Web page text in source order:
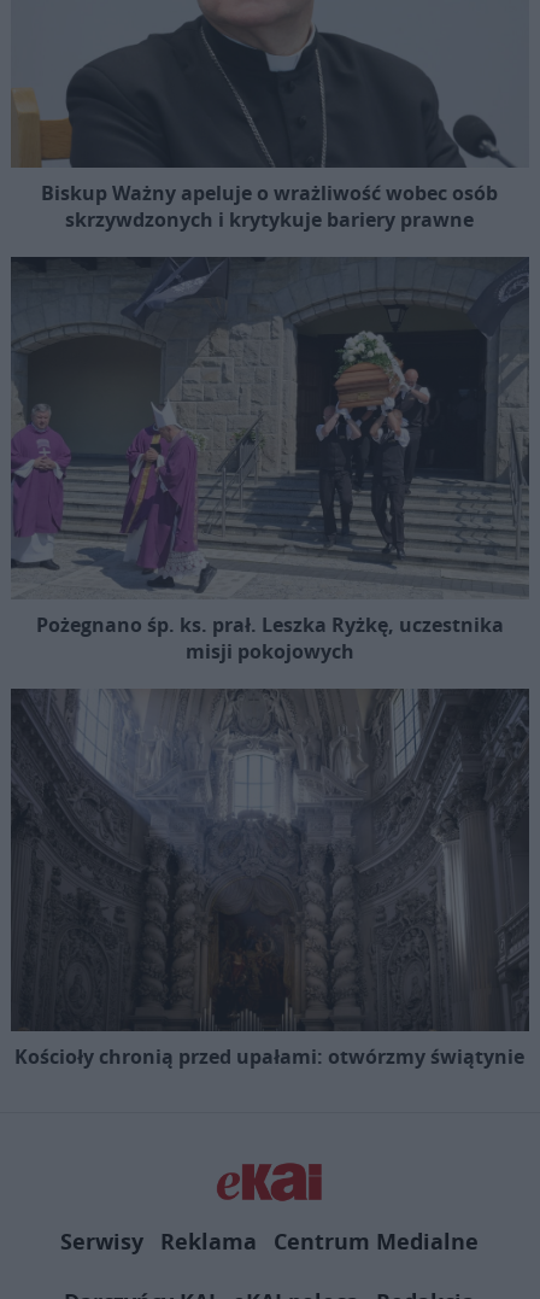
Biskup Ważny apeluje o wrażliwość wobec osób
skrzywdzonych i krytykuje bariery prawne
Pożegnano śp. ks. prał. Leszka Ryżkę, uczestnika
misji pokojowych
Kościoły chronią przed upałami: otwórzmy świątynie
Serwisy Reklama
Centrum Medialne